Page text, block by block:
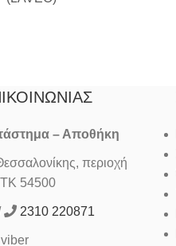
– Αποθήκη
περιοχή
ΤΚ 54500
2310 220871